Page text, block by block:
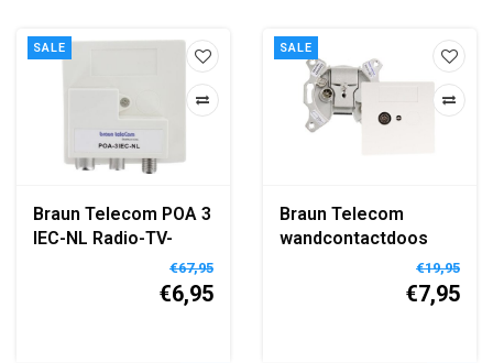
SALE
Braun Telecom POA 3
IEC-NL Radio-TV-
DATA/Modem (Ziggo
€67,95
€6,95
SALE
Braun Telecom
wandcontactdoos
afdekplaat (Ziggo
€19,95
€7,95